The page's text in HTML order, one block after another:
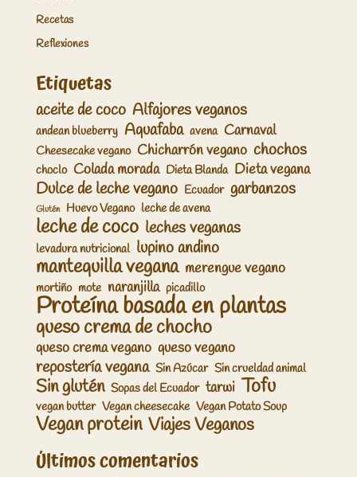
Recetas
Reflexiones
Etiquetas
aceite de coco Alfajores veganos
andean blueberry Aquafaba avena Carnaval
Cheesecake vegano Chicharrón vegano chochos
choclo Colada morada Dieta Blanda Dieta vegana
Dulce de leche vegano Ecuador garbanzos
Glutén Huevo Vegano leche de avena
leche de coco leches veganas
levadura nutricional lupino andino
mantequilla vegana merengue vegano
mortiño mote naranjilla picadillo
Proteína basada en plantas
queso crema de chocho
queso crema vegano queso vegano
repostería vegana Sin Azúcar Sin crueldad animal
Sin glutén Sopas del Ecuador tarwi Tofu
vegan butter Vegan cheesecake Vegan Potato Soup
Vegan protein Viajes Veganos
Últimos comentarios